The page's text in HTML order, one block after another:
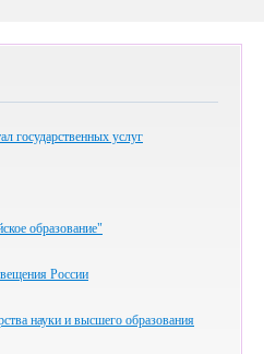
государственных услуг
образование"
России
науки и высшего образования